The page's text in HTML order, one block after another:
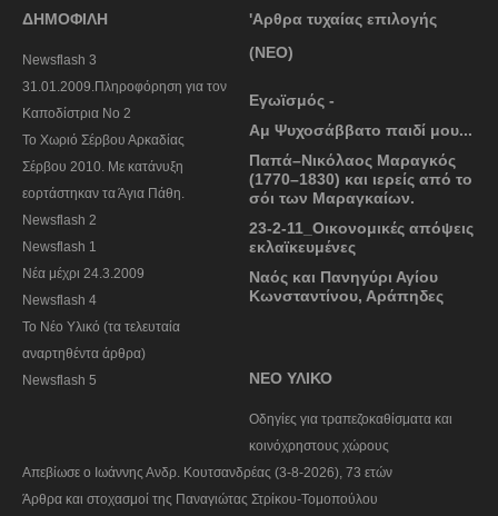
ΔΗΜΟΦΙΛΗ
Newsflash 3
31.01.2009.Πληροφόρηση για τον
Καποδίστρια Νο 2
To Χωριό Σέρβου Αρκαδίας
Σέρβου 2010. Με κατάνυξη
εορτάστηκαν τα Άγια Πάθη.
Newsflash 2
Newsflash 1
Nέα μέχρι 24.3.2009
Newsflash 4
Το Νέο Υλικό (τα τελευταία
αναρτηθέντα άρθρα)
Newsflash 5
'Αρθρα τυχαίας επιλογής
(ΝΕΟ)
Εγωϊσμός -
Αμ Ψυχοσάββατο παιδί μου...
Παπά–Νικόλαος Μαραγκός
(1770–1830) και ιερείς από το
σόι των Μαραγκαίων.
23-2-11_Οικονομικές απόψεις
εκλαϊκευμένες
Ναός και Πανηγύρι Αγίου
Κωνσταντίνου, Αράπηδες
ΝΕΟ ΥΛΙΚΟ
Οδηγίες για τραπεζοκαθίσματα και
κοινόχρηστους χώρους
Απεβίωσε ο Ιωάννης Ανδρ. Κουτσανδρέας (3-8-2026), 73 ετών
Άρθρα και στοχασμοί της Παναγιώτας Στρίκου-Τομοπούλου